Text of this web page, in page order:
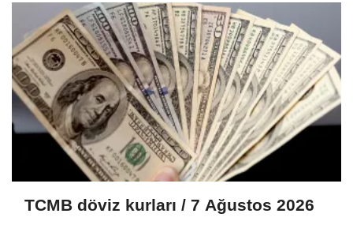
TCMB döviz kurları / 7 Ağustos 2026